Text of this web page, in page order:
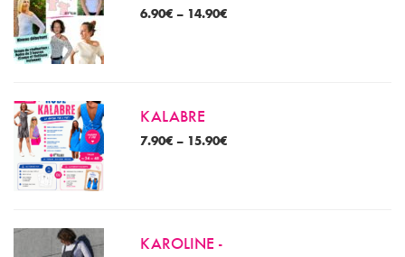
6.90€ – 14.90€
KALABRE
7.90€ – 15.90€
KAROLINE -